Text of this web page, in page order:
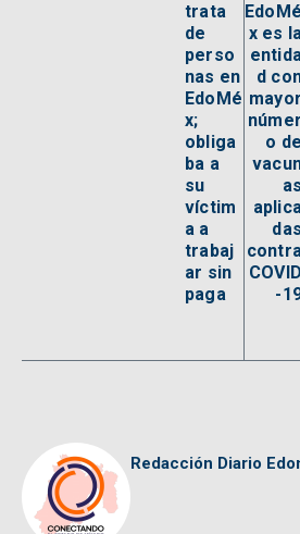
trata
de
perso
nas en
EdoMé
x;
obliga
ba a
su
víctim
a a
trabaj
ar sin
paga
EdoMé
x es
d
mayor
númer
o de
as
das
COVID
-
Redacción Diario